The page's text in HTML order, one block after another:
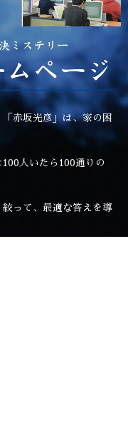
「赤坂光彦」は、家の困
人いたら100通りの
って、最適な答えを導